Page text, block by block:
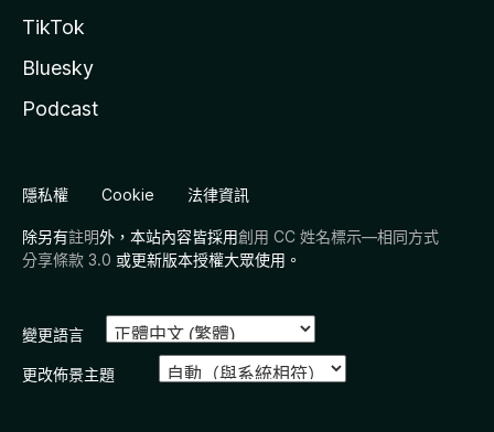
TikTok
Bluesky
Podcast
隱私權 Cookie 法律資訊
除另有註明外，本站內容皆採用創用 CC 姓名標示—相同方式
分享條款 3.0 或更新版本授權大眾使用。
變更語言
更改佈景主題